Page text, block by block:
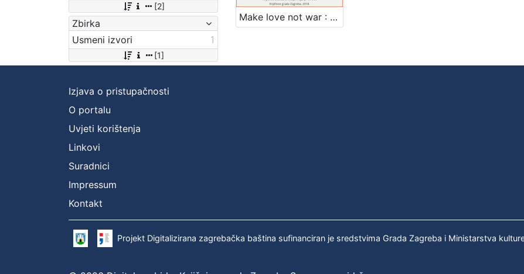
[2]
Zbirka
Usmeni izvori
1
[1]
Make love not war : Književni petak, 19. 2. 1971., br. 372 / govori Rupprecht Slavko Baur ; urednik Stanislav Škunca
Izjava o pristupačnosti
O portalu
Uvjeti korištenja
Linkovi
Suradnici
Impressum
Kontakt
Projekt Digitalizirana zagrebačka baština sufinanciran je sredstvima Grada Zagreba i Ministarstva